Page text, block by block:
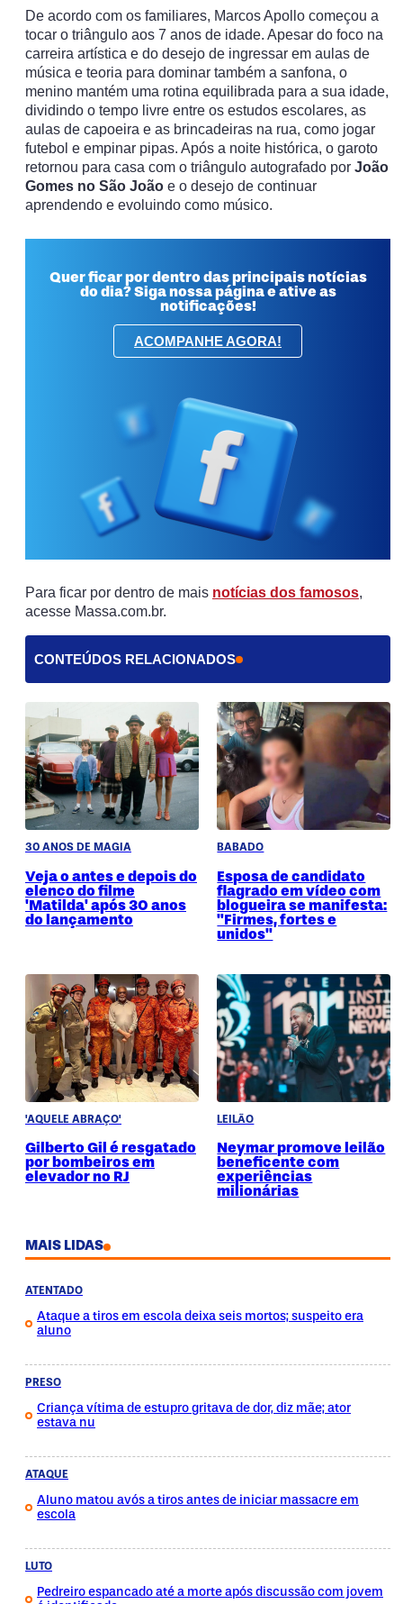
De acordo com os familiares, Marcos Apollo começou a
tocar o triângulo aos 7 anos de idade. Apesar do foco na
carreira artística e do desejo de ingressar em aulas de
música e teoria para dominar também a sanfona, o
menino mantém uma rotina equilibrada para a sua idade,
dividindo o tempo livre entre os estudos escolares, as
aulas de capoeira e as brincadeiras na rua, como jogar
futebol e empinar pipas. Após a noite histórica, o garoto
retornou para casa com o triângulo autografado por João
Gomes no São João e o desejo de continuar
aprendendo e evoluindo como músico.
Quer ficar por dentro das principais notícias
do dia? Siga nossa página e ative as
notificações!
ACOMPANHE AGORA!
Para ficar por dentro de mais notícias dos famosos,
acesse Massa.com.br.
CONTEÚDOS RELACIONADOS
30 ANOS DE MAGIA
Veja o antes e depois do
elenco do filme
'Matilda' após 30 anos
do lançamento
BABADO
Esposa de candidato
flagrado em vídeo com
blogueira se manifesta:
"Firmes, fortes e
unidos"
'AQUELE ABRAÇO'
Gilberto Gil é resgatado
por bombeiros em
elevador no RJ
LEILÃO
Neymar promove leilão
beneficente com
experiências
milionárias
MAIS LIDAS
ATENTADO
Ataque a tiros em escola deixa seis mortos; suspeito era
aluno
PRESO
Criança vítima de estupro gritava de dor, diz mãe; ator
estava nu
ATAQUE
Aluno matou avós a tiros antes de iniciar massacre em
escola
LUTO
Pedreiro espancado até a morte após discussão com jovem